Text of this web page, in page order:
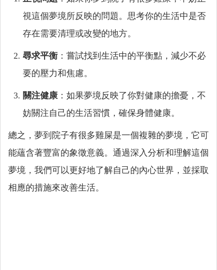
視這個夢境所反映的問題。思考你的生活中是否
存在需要清理或改變的地方。
尋求平衡 ：嘗試找到生活中的平衡點，減少不必
要的壓力和焦慮。
關注健康：如果夢境反映了你對健康的擔憂，不
妨關注自己的生活習慣，確保身體健康。
總之，夢到院子有很多雞屎是一個複雜的夢境，它可
能蘊含著豐富的象徵意義。通過深入分析和理解這個
夢境，我們可以更好地了解自己的內心世界，並採取
相應的措施來改善生活。